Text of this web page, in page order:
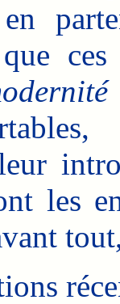
en
les